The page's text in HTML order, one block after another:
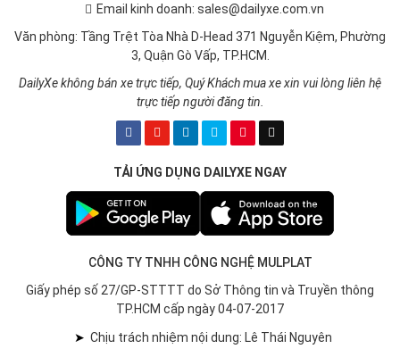
Email kinh doanh: sales@dailyxe.com.vn
Văn phòng: Tầng Trệt Tòa Nhà D-Head 371 Nguyễn Kiệm, Phường
3, Quận Gò Vấp, TP.HCM.
DailyXe không bán xe trực tiếp, Quý Khách mua xe xin vui lòng liên hệ
trực tiếp người đăng tin.
TẢI ỨNG DỤNG DAILYXE NGAY
CÔNG TY TNHH CÔNG NGHỆ MULPLAT
Giấy phép số 27/GP-STTTT do Sở Thông tin và Truyền thông
TP.HCM cấp ngày 04-07-2017
➤ Chịu trách nhiệm nội dung: Lê Thái Nguyên